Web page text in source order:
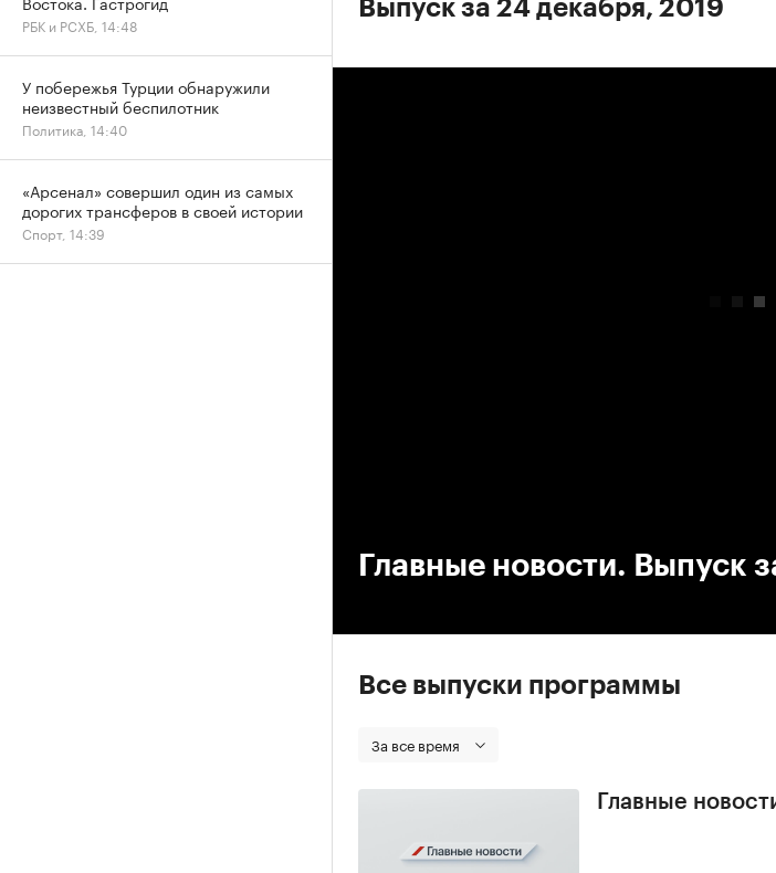
Выпуск за 24 декабря, 2019
Главные новости. Выпуск
Все выпуски программы
За все время
Главные
РБК и РСХБ, 14:48
У побережья Турции обнаружили
неизвестный беспилотник
Политика, 14:40
«Арсенал» совершил один из самых
дорогих трансферов в своей истории
Спорт, 14:39